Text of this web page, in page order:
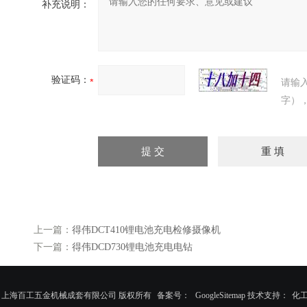
补充说明：
验证码：
请输
字）
上一篇： 得伟DCT410锂电池充电检修摄像机
下一篇： 得伟DCD730锂电池充电电钻
海百工五金机械成套有限公司 版权所有 备案号： GoogleSitemap技术支持： 化